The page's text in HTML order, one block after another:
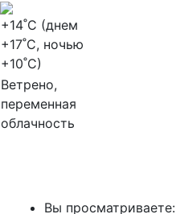
+14˚C (днем
+17˚C, ночью
+10˚C)
Ветрено,
переменная
облачность
Вы просматриваете: